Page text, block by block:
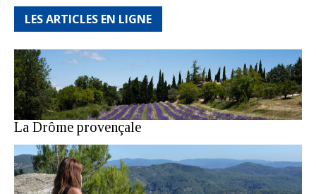
LES ARTICLES EN LIGNE
La Drôme provençale